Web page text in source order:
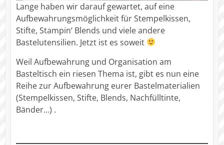
Lange haben wir darauf gewartet, auf eine
Aufbewahrungsmöglichkeit für Stempelkissen,
Stifte, Stampin‘ Blends und viele andere
Bastelutensilien. Jetzt ist es soweit
Weil Aufbewahrung und Organisation am
Basteltisch ein riesen Thema ist, gibt es nun eine
Reihe zur Aufbewahrung eurer Bastelmaterialien
(Stempelkissen, Stifte, Blends, Nachfülltinte,
Bänder…) .